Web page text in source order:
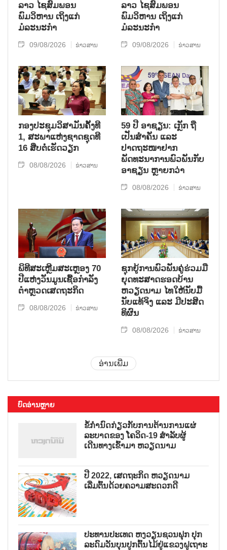
ລາວ ໄຊສົມພອນ
ພົມວິຫານ ເຖິງແກ່
ມໍລະນະກຳ
09/08/2026 ຂ່າວສານ
ລາວ ໄຊສົມພອນ
ພົມວິຫານ ເຖິງແກ່
ມໍລະນະກຳ
09/08/2026 ຂ່າວສານ
ກອງປະຊຸມວິສາມັນຄັ້ງທີ
1, ສະພາແຫ່ງຊາດຊຸດທີ
16 ສືບຕໍ່ເຮັດວຽກ
08/08/2026 ຂ່າວສານ
59 ປີ ອາຊຽນ: ເກຼັກ ຖື
ເປັນສຳຄັນ ແລະ
ປາດຖະໜາຢາກ
ພັດທະນາການພົວພັນກັບ
ອາຊຽນ ຫຼາຍກວ່າ
08/08/2026 ຂ່າວສານ
ພິທີສະເຫຼີມສະເຫຼອງ 70
ປີແຫ່ງວັນມູນເຊື້ອກຳລັງ
ຕຳຫຼວດເສດຖະກິດ
08/08/2026 ຂ່າວສານ
ຊຸກ​ຍູ້​ການ​ພົວ​ພັນ​ຄູ່​ຮ່ວມ​ມື​
ຍຸດ​ທະ​ສາດ​ຮອດ​ບ້ານ
ຫວຽດ​ນາມ ໄທ​ໃຫ້​ນັບ​ມື້​
ນັບ​ແທ້​ຈິງ ແລະ ມີ​ປະ​ສິດ​
ທິ​ຜົນ
08/08/2026 ຂ່າວສານ
ອ່ານເພີ່ມ
ບົດອ່ານຫຼາຍ
ຂໍ້ກຳນົດກ່ຽວກັບການຕ້ານການແຜ່
ລະບາດຂອງ ໂຄວິດ-19 ສຳລັບຜູ້
ເດີນທາງເຂົ້າມາ ຫວຽດນາມ
ປີ 2022, ເສດຖະກິດ ຫວຽດນາມ
ເລີ່ມຕົ້ນດ້ວຍຄວາມສະດວກດີ
ປະທານປະເທດ ຫງວຽນຊວນຟຸກ ປຸກ
ລະດົມວັນບຸນປູກຕົ້ນໄມ້ຢູ່ແຂວງຝູເຖາະ